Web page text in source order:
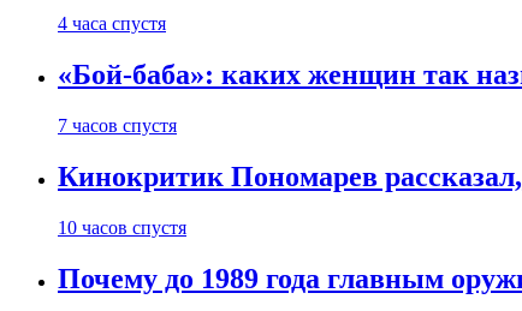
4 часа спустя
«Бой-баба»: каких женщин так
7 часов спустя
Кинокритик Пономарев
10 часов спустя
Почему до 1989 года главным